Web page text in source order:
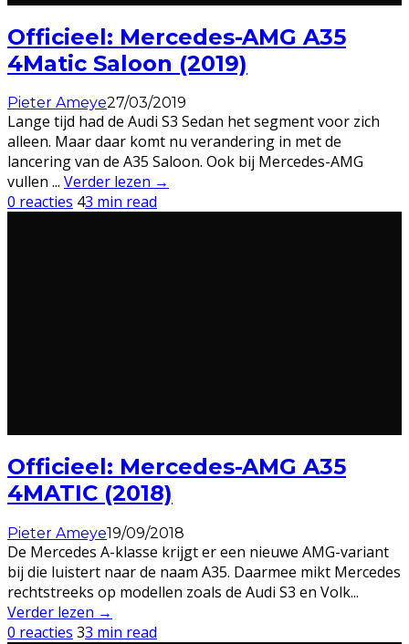
Officieel: Mercedes-AMG A35
4Matic Saloon (2019)
Pieter Ameye27/03/2019
Lange tijd had de Audi S3 Sedan het segment voor zich
alleen. Maar daar komt nu verandering in met de
lancering van de A35 Saloon. Ook bij Mercedes-AMG
vullen ... Verder lezen →
0 reacties 43 min read
Officieel: Mercedes-AMG A35
4MATIC (2018)
Pieter Ameye19/09/2018
De Mercedes A-klasse krijgt er een nieuwe AMG-variant
bij die luistert naar de naam A35. Daarmee mikt Mercedes
rechtstreeks op modellen zoals de Audi S3 en Volk...
Verder lezen →
0 reacties 33 min read